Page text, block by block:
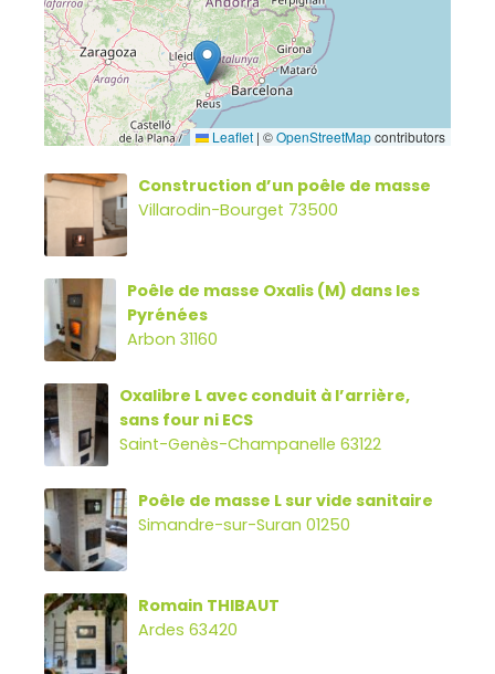
Leaflet | ©OpenStreetMapcontributors
Construction d’un poêle de masse
Villarodin-Bourget 73500
Poêle de masse Oxalis (M) dans les
Pyrénées
Arbon 31160
Oxalibre L avec conduit à l’arrière,
sans four ni ECS
Saint-Genès-Champanelle 63122
Poêle de masse L sur vide sanitaire
Simandre-sur-Suran 01250
Romain THIBAUT
Ardes 63420